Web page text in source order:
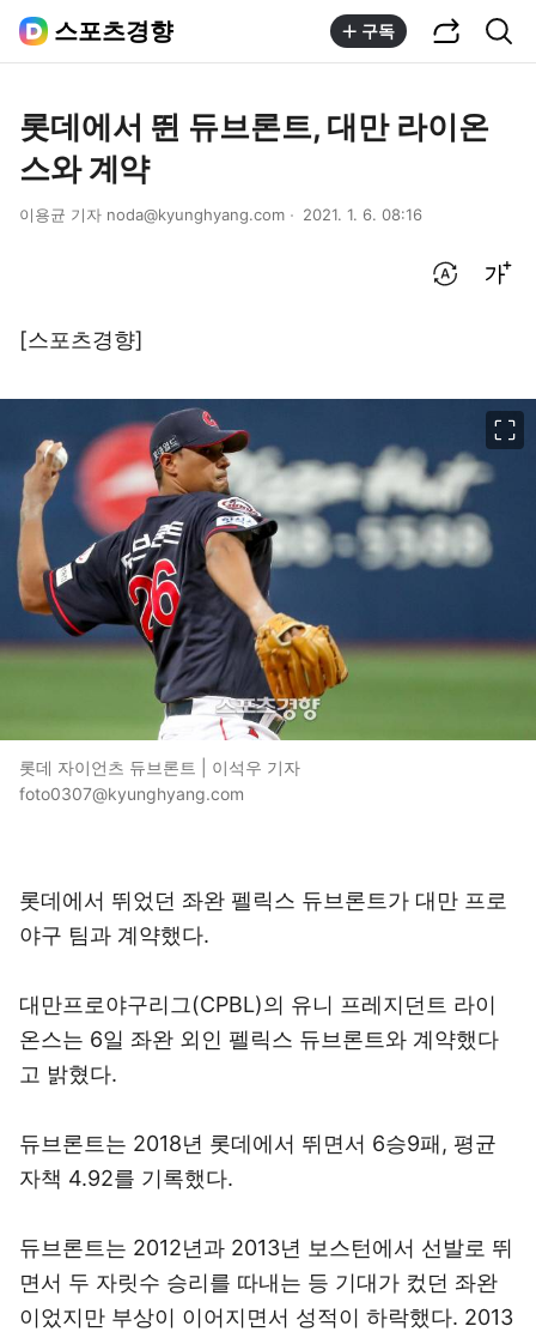
스포츠경향 구독
롯데에서 뛴 듀브론트, 대만 라이온
스와 계약
이용균 기자 noda@kyunghyang.com 2021. 1. 6. 08:16
[스포츠경향]
롯데 자이언츠 듀브론트 | 이석우 기자
foto0307@kyunghyang.com
롯데에서 뛰었던 좌완 펠릭스 듀브론트가 대만 프로
야구 팀과 계약했다.
대만프로야구리그(CPBL)의 유니 프레지던트 라이
온스는 6일 좌완 외인 펠릭스 듀브론트와 계약했다
고 밝혔다.
듀브론트는 2018년 롯데에서 뛰면서 6승9패, 평균
자책 4.92를 기록했다.
듀브론트는 2012년과 2013년 보스턴에서 선발로 뛰
면서 두 자릿수 승리를 따내는 등 기대가 컸던 좌완
이었지만 부상이 이어지면서 성적이 하락했다. 2013